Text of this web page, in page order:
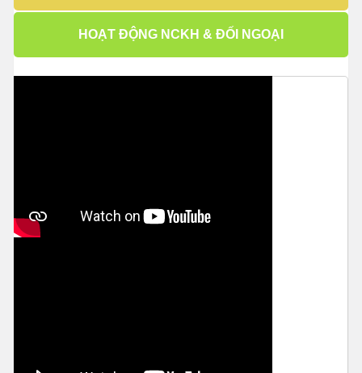
HOẠT ĐỘNG NCKH & ĐỐI NGOẠI